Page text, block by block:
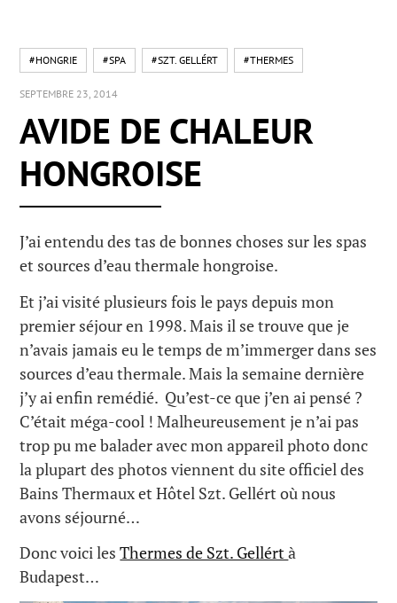
#HONGRIE #SPA #SZT. GELLÉRT #THERMES
SEPTEMBRE 23, 2014
AVIDE DE CHALEUR
HONGROISE
J’ai entendu des tas de bonnes choses sur les spas
et sources d’eau thermale hongroise.
Et j’ai visité plusieurs fois le pays depuis mon
premier séjour en 1998. Mais il se trouve que je
n’avais jamais eu le temps de m’immerger dans ses
sources d’eau thermale. Mais la semaine dernière
j’y ai enfin remédié. Qu’est-ce que j’en ai pensé ?
C’était méga-cool ! Malheureusement je n’ai pas
trop pu me balader avec mon appareil photo donc
la plupart des photos viennent du site officiel des
Bains Thermaux et Hôtel Szt. Gellért où nous
avons séjourné…
Donc voici lesThermes de Szt. Gellértà
Budapest…